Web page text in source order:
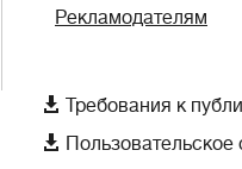
Рекламодателям
 Требования к
